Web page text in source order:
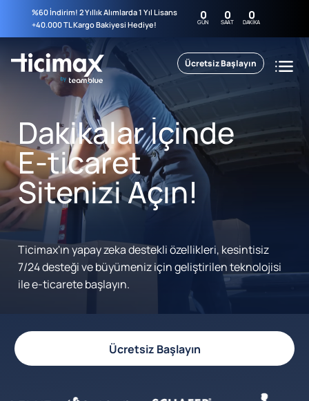
%60 İndirim! 2 Yıllık Alımlarda 1 Yıl Lisans
+40.000 TL Kargo Bakiyesi Hediye!
0
GÜN 0
SAAT 0
DAKIKA
Ücretsiz Başlayın
Dakikalar İçinde
E-ticaret
Sitenizi Açın!
Ticimax'ın yapay zeka destekli özellikleri, kesintisiz
7/24 desteği ve büyümeniz için geliştirilen teknolojisi
ile e-ticarete başlayın.
Ücretsiz Başlayın